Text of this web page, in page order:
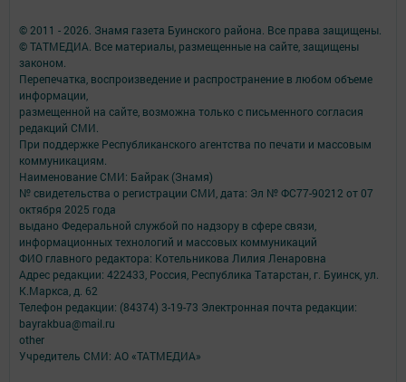
© 2011 - 2026. Знамя газета Буинского района. Все права защищены.
© ТАТМЕДИА. Все материалы, размещенные на сайте, защищены
законом.
Перепечатка, воспроизведение и распространение в любом объеме
информации,
размещенной на сайте, возможна только с письменного согласия
редакций СМИ.
При поддержке Республиканского агентства по печати и массовым
коммуникациям.
Наименование СМИ: Байрак (Знамя)
№ свидетельства о регистрации СМИ, дата: Эл № ФС77-90212 от 07
октября 2025 года
выдано Федеральной службой по надзору в сфере связи,
информационных технологий и массовых коммуникаций
ФИО главного редактора: Котельникова Лилия Ленаровна
Адрес редакции: 422433, Россия, Республика Татарстан, г. Буинск, ул.
К.Маркса, д. 62
Телефон редакции: (84374) 3-19-73 Электронная почта редакции:
bayrakbua@mail.ru
other
Учредитель СМИ: АО «ТАТМЕДИА»